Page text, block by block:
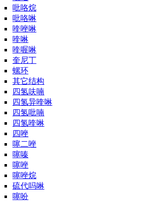
吡咯烷
吡咯啉
喹唑啉
喹啉
喹喔啉
奎尼丁
螺环
其它结构
四氢呋喃
四氢异喹啉
四氢吡喃
四氢喹啉
四唑
噻二唑
噻嗪
噻唑
噻唑烷
硫代吗啉
噻吩